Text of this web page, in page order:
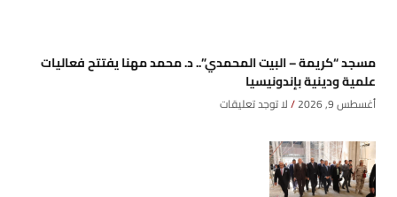
مسجد “كريمة – البيت المحمدي”.. د. محمد مهنا يفتتح فعاليات
علمية ودينية بإندونيسيا
أغسطس 9, 2026 لا توجد تعليقات